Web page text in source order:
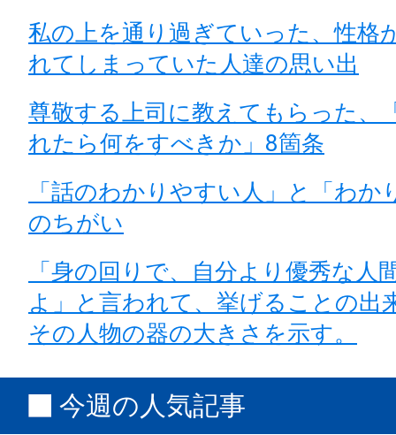
私の上を通り過ぎていった、性格
れてしまっていた人達の思い出
尊敬する上司に教えてもらった、
れたら何をすべきか」8箇条
「話のわかりやすい人」と「わか
のちがい
「身の回りで、自分より優秀な人
よ」と言われて、挙げることの出
その人物の器の大きさを示す。
今週の人気記事